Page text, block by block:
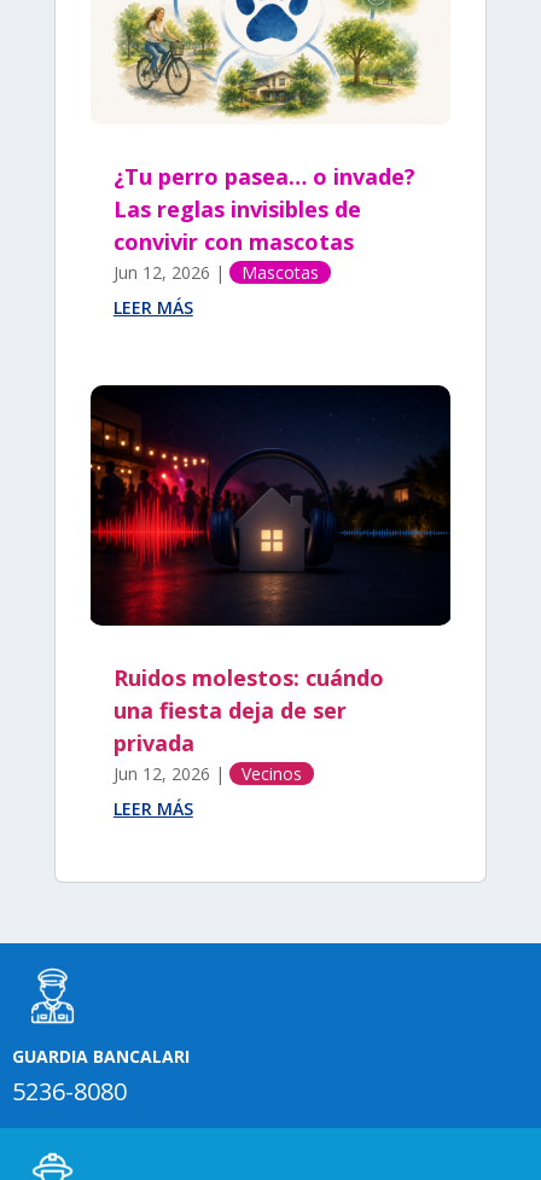
¿Tu perro pasea… o invade?
Las reglas invisibles de
convivir con mascotas
Jun 12, 2026 |
Mascotas
LEER MÁS
Ruidos molestos: cuándo
una fiesta deja de ser
privada
Jun 12, 2026 |
Vecinos
LEER MÁS
GUARDIA BANCALARI
5236-8080